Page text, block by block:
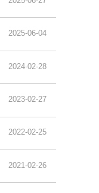
2025-06-04
2024-02-28
2023-02-27
2022-02-25
2021-02-26